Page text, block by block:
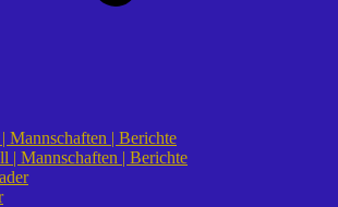
Mannschaften | Berichte
| Mannschaften | Berichte